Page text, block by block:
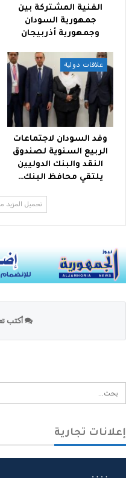
الفنية المشتركة بين
جمهورية السودان
وجمهورية أذربيجان
علاقات دولية
وفد السودان لاجتماعات
الربيع السنوية لصندوق
النقد والبنك الدوليين
يلتقي محافظ البنك…
تحميل المزيد
أكتب
إعلانات تجارية